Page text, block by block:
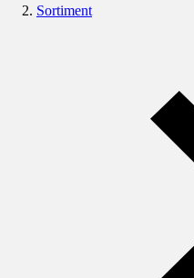
Sortiment